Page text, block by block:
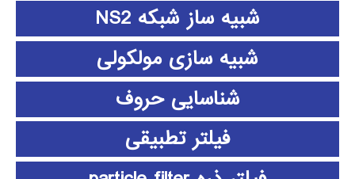
شبیه ساز شبکه NS2
شبیه سازی مولکولی
شناسایی حروف
فیلتر تطبیقی